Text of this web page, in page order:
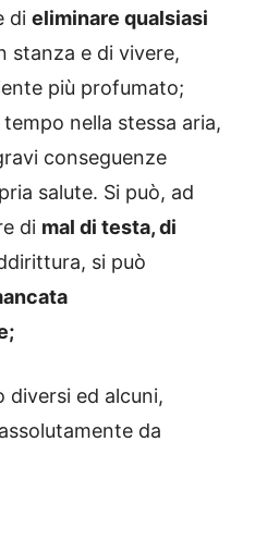
di eliminare qualsiasi
stanza e di vivere,
più profumato;
nella stessa aria,
conseguenze
salute. Si può, ad
di mal di testa, di
si può
diversi ed alcuni,
da